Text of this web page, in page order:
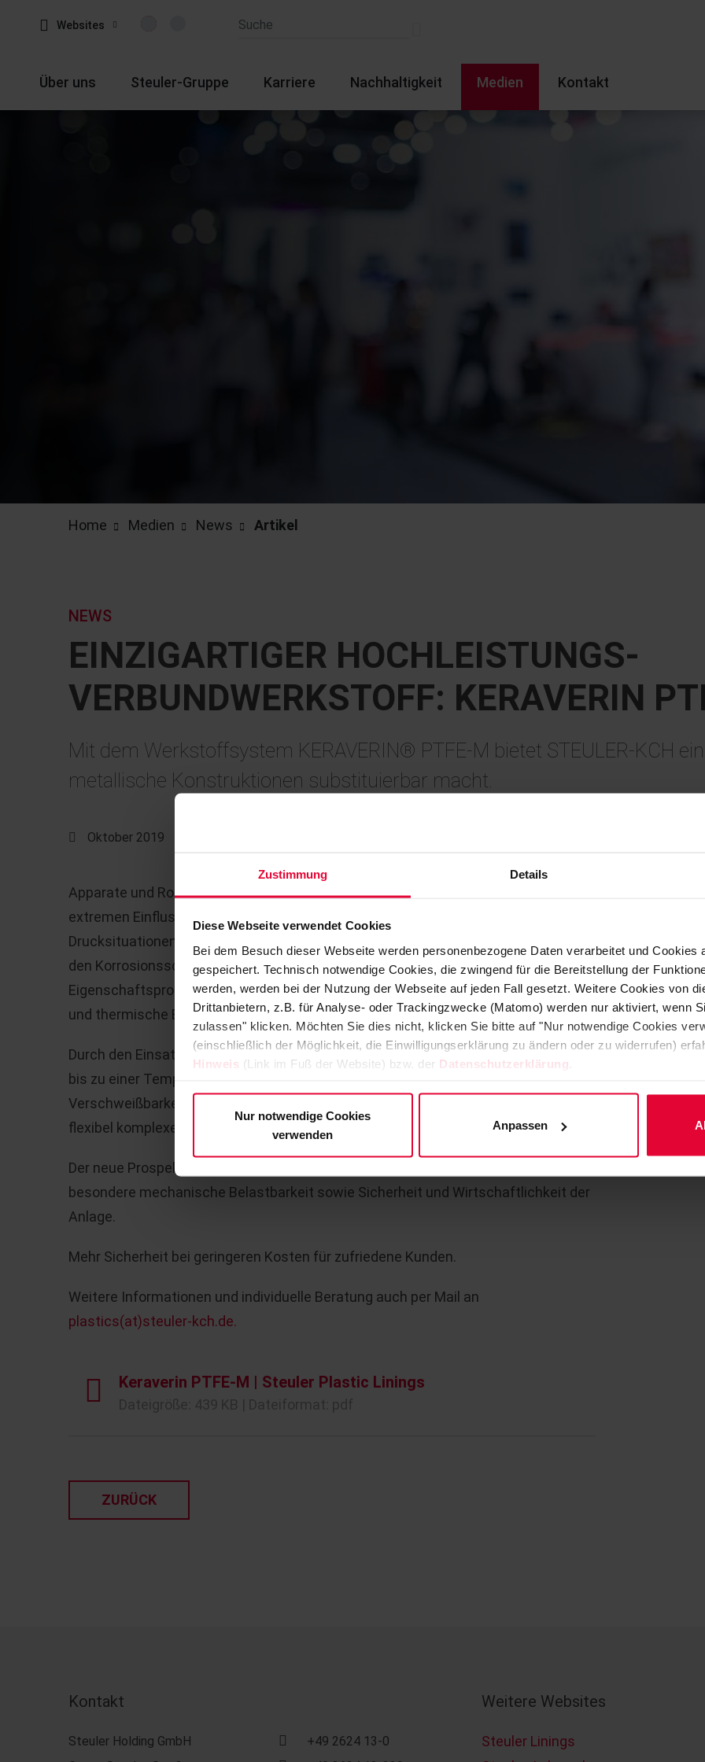
Zustimmung Details
Diese Webseite verwendet Cookies
Bei dem Besuch dieser Webseite werden personenbezogene Daten verarbeitet und Cookies
gespeichert. Technisch notwendige Cookies, die zwingend für die Bereitstellung der
werden, werden bei der Nutzung der Webseite auf jeden Fall gesetzt. Weitere Cookies von
Drittanbietern, z.B. für Analyse- oder Trackingzwecke (Matomo) werden nur aktiviert, wenn
zulassen" klicken. Möchten Sie dies nicht, klicken Sie bitte auf "Nur notwendige Cookies
(einschließlich der Möglichkeit, die Einwilligungserklärung zu ändern oder zu widerrufen)
Hinweis (Link im Fuß der Website) bzw. der Datenschutzerklärung
Nur notwendige Cookies
verwenden
Anpassen
Websites
Über uns Steuler-Gruppe Karriere Nachhaltigkeit Medien Kontakt
Home Medien News Artikel
EINZIGARTIGER HOCHLEISTUNGS-
VERBUNDWERKSTOFF: KERAVERIN
NEWS
Mit dem Werkstoffsystem KERAVERIN® PTFE-M bietet STEULER-KCH
metallische Konstruktionen substituierbar macht.
Oktober 2019
Apparate und Rohrleitungssysteme in Chemieanlagen sind prozessbedingt
extremen Einflussfaktoren ausgesetzt. Aggressive Medien, unterschiedliche
Drucksituationen sowie hohe Temperaturschwankungen verlangen mit Blick auf
den Korrosionsschutz für dauerhaft sicheren Anlagenbetrieb nach Lösungen mit
Eigenschaftsprofilen, die auf chemische Widerstandsfähigkeit sowie mechanische
und thermische Beständigkeit zielen.
Durch den Einsatz entsprechender Harzsysteme lassen sich Bauteile erstellen, die
bis zu einer Temperatur von 160 °C eingesetzt werden können. Durch die
Verschweißbarkeit des modifizierten PTFE-Liners lassen sich zudem schnell und
flexibel komplexe Formen realisieren.
Der neue Prospekt liefert die Vorteile auf einen Blick: Höchste chemische und
besondere mechanische Belastbarkeit sowie Sicherheit und Wirtschaftlichkeit der
Anlage.
Mehr Sicherheit bei geringeren Kosten für zufriedene Kunden.
Weitere Informationen und individuelle Beratung auch per Mail an
plastics(at)steuler-kch.de.
Keraverin PTFE-M | Steuler Plastic Linings
ZURÜCK
Kontakt
Steuler Holding GmbH
+49 2624 13-0
Weitere Websites
Steuler Linings